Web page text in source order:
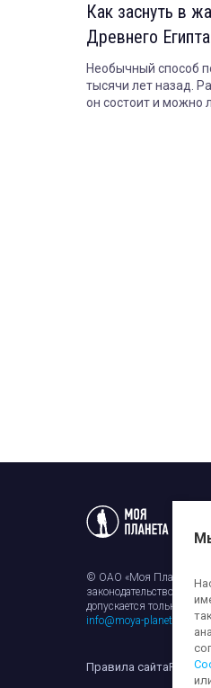
Как заснуть в
Древнего Египта
Необычный способ
тысячи лет назад.
он состоит и можно
© ОАО «Моя Планета».
законодательством об
допускается только с
info@moya-planeta.ru
Правила сайта